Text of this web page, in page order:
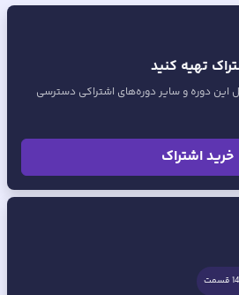
تهیه کنید
این دوره و سایر دوره‌های اشتراکی دسترسی
خرید اشتراک
قسمت